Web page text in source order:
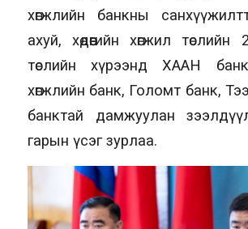
хөгжлийн банкны
ахуй, хөдөөгийн хөгжил
төслийн хүрээнд ХААН
хөгжлийн банк, Голомт банк,
банктай дамжуулан
гарын үсэг зурлаа.